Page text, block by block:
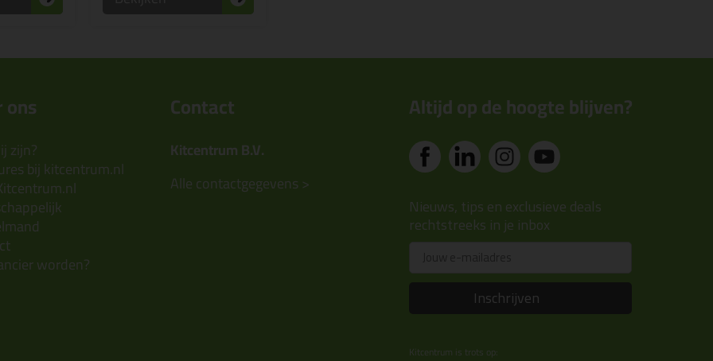
ons
zijn?
bij kitcentrum.nl
worden?
Contact
Kitcentrum B.V.
Alle contactgegevens >
Altijd op de hoogte blijven?
Nieuws, tips en exclusieve deals
rechtstreeks in je inbox
Inschrijven
Kitcentrum is trots op: